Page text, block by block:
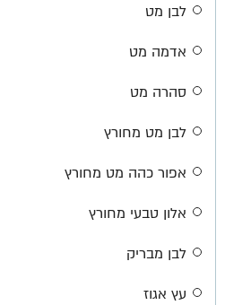
לבן מט
אדמה מט
סהרה מט
לבן מט מחורץ
אפור כהה מט מחורץ
אלון טבעי מחורץ
לבן מבריק
עץ אגוז